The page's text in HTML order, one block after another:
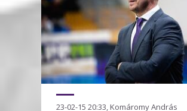
23-02-15 20:33, Komáromy András